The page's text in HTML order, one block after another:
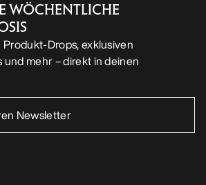
WÖCHENTLICHE
Drops, exklusiven
mehr – direkt in deinen